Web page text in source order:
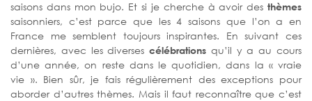
saisons dans mon bujo. Et si je cherche à avoir des thèmes
saisonniers, c’est parce que les 4 saisons que l’on a en
France me semblent toujours inspirantes. En suivant ces
dernières, avec les diversescélébrations qu’il y a au cours
d’une année, on reste dans le quotidien, dans la « vraie
vie ». Bien sûr, je fais régulièrement des exceptions pour
aborder d’autres thèmes. Mais il faut reconnaître que c’est